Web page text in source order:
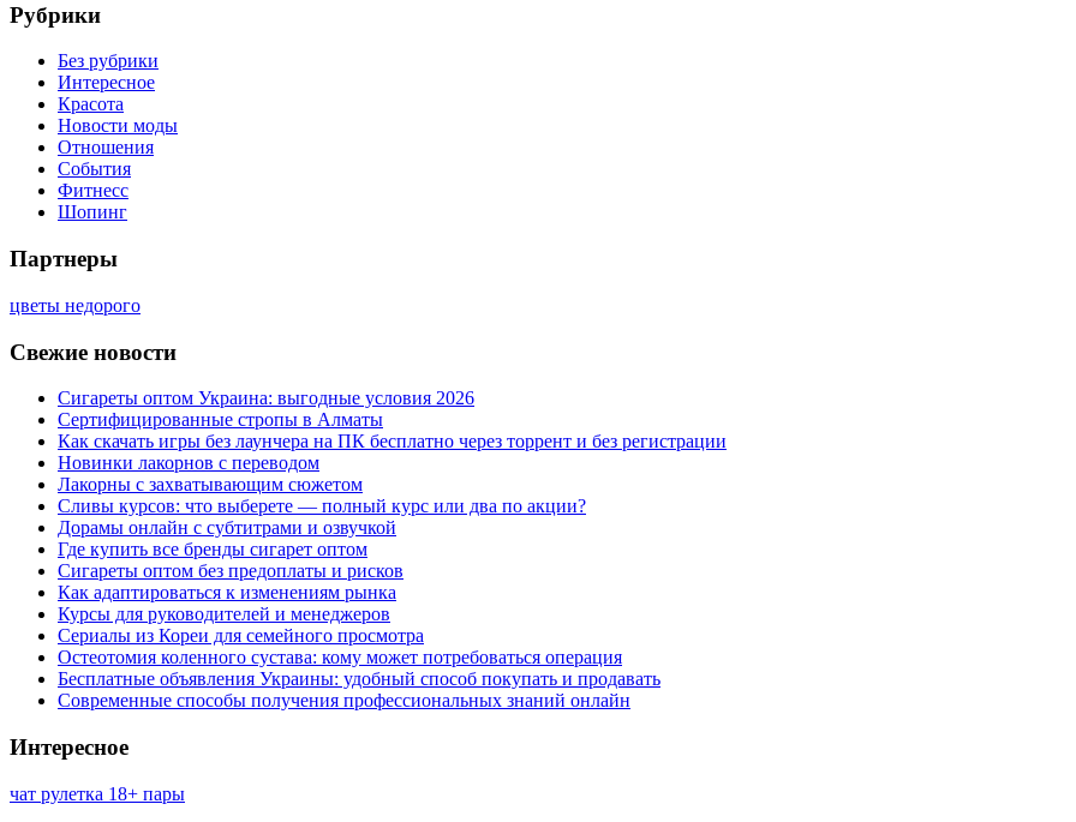
Рубрики
Без рубрики
Интересное
Красота
Новости моды
Отношения
События
Фитнесс
Шопинг
Партнеры
цветы недорого
Свежие новости
Сигареты оптом Украина: выгодные условия 2026
Сертифицированные стропы в Алматы
Как скачать игры без лаунчера на ПК бесплатно через торрент и без регистрации
Новинки лакорнов с переводом
Лакорны с захватывающим сюжетом
Сливы курсов: что выберете — полный курс или два по акции?
Дорамы онлайн с субтитрами и озвучкой
Где купить все бренды сигарет оптом
Сигареты оптом без предоплаты и рисков
Как адаптироваться к изменениям рынка
Курсы для руководителей и менеджеров
Сериалы из Кореи для семейного просмотра
Остеотомия коленного сустава: кому может потребоваться операция
Бесплатные объявления Украины: удобный способ покупать и продавать
Современные способы получения профессиональных знаний онлайн
Интересное
чат рулетка 18+ пары